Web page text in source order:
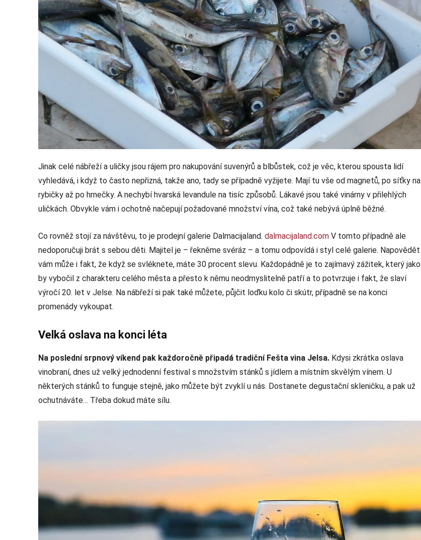
Jinak celé nábřeží a uličky jsou rájem pro nakupování suvenýrů a blbůstek, což je věc, kterou spousta lidí
vyhledává, i když to často nepřizná, takže ano, tady se případně vyžijete. Mají tu vše od magnetů, po síťky na
rybičky až po hrnečky. A nechybí hvarská levandule na tisíc způsobů. Lákavé jsou také vinárny v přilehlých
uličkách. Obvykle vám i ochotně načepují požadované množství vína, což také nebývá úplně běžné.
Co rovněž stojí za návštěvu, to je prodejní galerie Dalmacijaland. dalmacijaland.com V tomto případně ale
nedoporučuji brát s sebou děti. Majitel je – řekněme svéráz – a tomu odpovídá i styl celé galerie. Napovědět
vám může i fakt, že když se svléknete, máte 30 procent slevu. Každopádně je to zajímavý zážitek, který jako
by vybočil z charakteru celého města a přesto k němu neodmyslitelně patří a to potvrzuje i fakt, že slaví
výročí 20. let v Jelse. Na nábřeží si pak také můžete, půjčit loďku kolo či skútr, případně se na konci
promenády vykoupat.
Velká oslava na konci léta
Na poslední srpnový víkend pak každoročně připadá tradiční Fešta vina Jelsa. Kdysi zkrátka oslava
vinobraní, dnes už velký jednodenní festival s množstvím stánků s jídlem a místním skvělým vínem. U
některých stánků to funguje stejně, jako můžete být zvyklí u nás. Dostanete degustační skleničku, a pak už
ochutnáváte… Třeba dokud máte sílu.